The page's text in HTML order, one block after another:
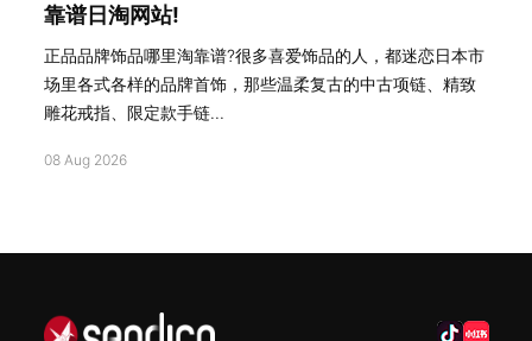
靠谱日淘网站!
正品品牌饰品哪里淘靠谱?很多喜爱饰品的人，都迷恋日本市
场里各式各样的品牌首饰，那些温柔复古的中古项链、精致
雕花戒指、限定款手链...
08 Aug 2026